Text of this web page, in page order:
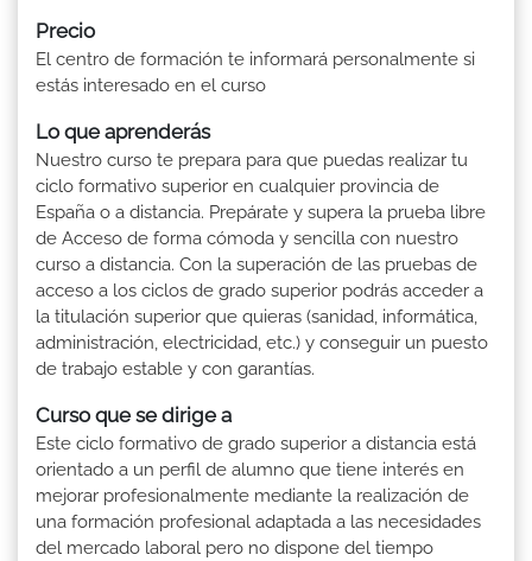
Precio
El centro de formación te informará personalmente si
estás interesado en el curso
Lo que aprenderás
Nuestro curso te prepara para que puedas realizar tu
ciclo formativo superior en cualquier provincia de
España o a distancia. Prepárate y supera la prueba libre
de Acceso de forma cómoda y sencilla con nuestro
curso a distancia. Con la superación de las pruebas de
acceso a los ciclos de grado superior podrás acceder a
la titulación superior que quieras (sanidad, informática,
administración, electricidad, etc.) y conseguir un puesto
de trabajo estable y con garantías.
Curso que se dirige a
Este ciclo formativo de grado superior a distancia está
orientado a un perfil de alumno que tiene interés en
mejorar profesionalmente mediante la realización de
una formación profesional adaptada a las necesidades
del mercado laboral pero no dispone del tiempo